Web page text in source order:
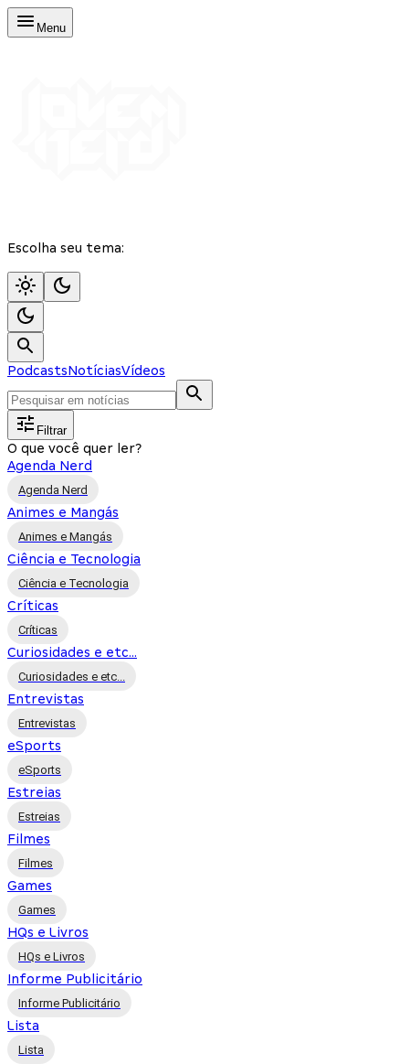
Menu
Escolha seu tema:
PodcastsNotíciasVídeos
Filtrar
O que você quer ler?
Agenda Nerd
Agenda Nerd
Animes e Mangás
Animes e Mangás
Ciência e Tecnologia
Ciência e Tecnologia
Críticas
Críticas
Curiosidades e etc...
Curiosidades e etc...
Entrevistas
Entrevistas
eSports
eSports
Estreias
Estreias
Filmes
Filmes
Games
Games
HQs e Livros
HQs e Livros
Informe Publicitário
Informe Publicitário
Lista
Lista